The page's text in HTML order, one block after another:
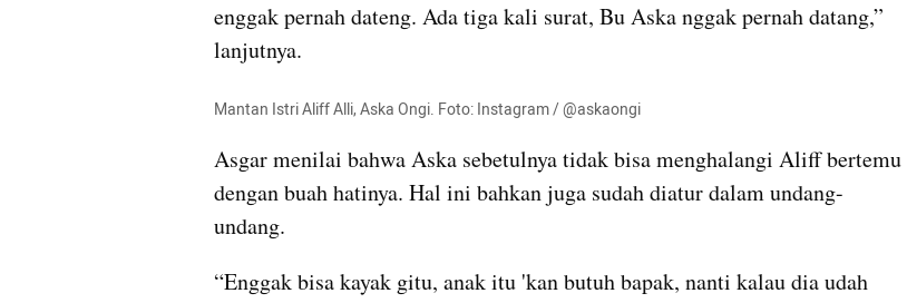
enggak pernah dateng. Ada tiga kali surat, Bu Aska nggak pernah datang,”
lanjutnya.
Mantan Istri Aliff Alli, Aska Ongi. Foto: Instagram / @askaongi
Asgar menilai bahwa Aska sebetulnya tidak bisa menghalangi Aliff bertemu
dengan buah hatinya. Hal ini bahkan juga sudah diatur dalam undang-
undang.
“Enggak bisa kayak gitu, anak itu 'kan butuh bapak, nanti kalau dia udah